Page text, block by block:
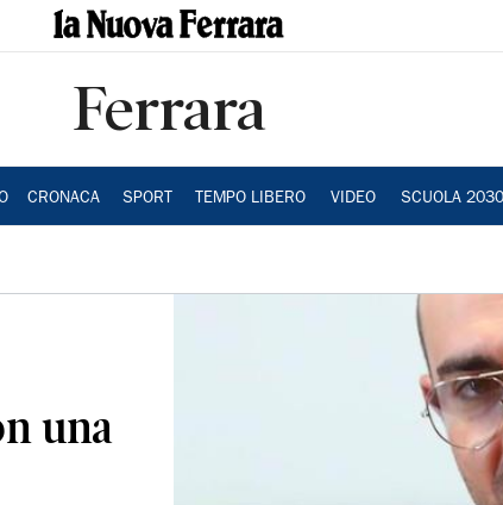
Ferrara
CRONACA SPORT TEMPO LIBERO VIDEO SCUOLA 2030
una